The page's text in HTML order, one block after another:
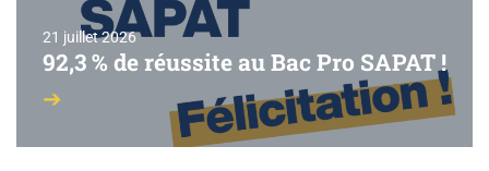
21 juillet 2026
92,3 % de réussite au Bac Pro SAPAT !